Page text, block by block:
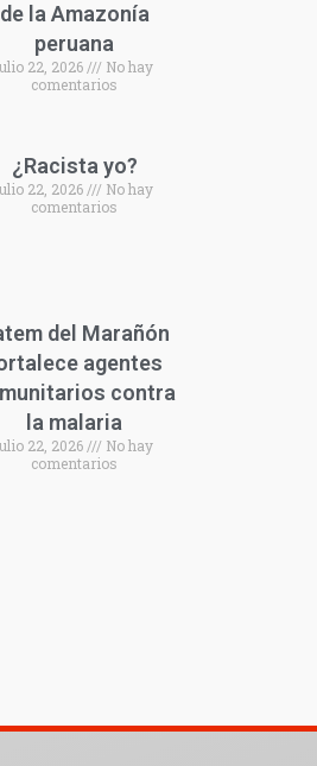
de la Amazonía
peruana
22, 2026
No hay
comentarios
¿Racista yo?
22, 2026
No hay
comentarios
del Marañón
agentes
contra
la malaria
22, 2026
No hay
comentarios